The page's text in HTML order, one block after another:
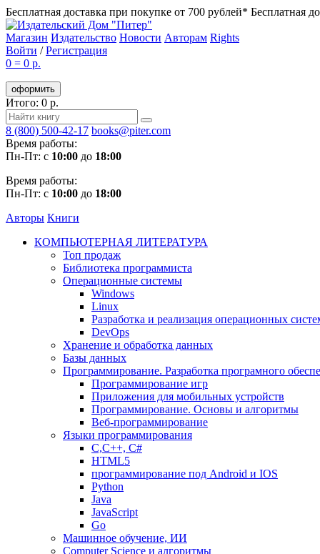
Бесплатная доставка при покупке от 700 рублей* Бесплатная
Магазин Издательство Новости Авторам Rights
Войти /Регистрация
0 = 0 р.
оформить
Итого: 0 р.
8 (800) 500-42-17 books@piter.com
Время работы:
Пн-Пт: с 10:00 до 18:00
Время работы:
Пн-Пт: с 10:00 до 18:00
Авторы Книги
КОМПЬЮТЕРНАЯ ЛИТЕРАТУРА
Топ продаж
Библиотека программиста
Операционные системы
Windows
Linux
Разработка и реализация операционных
DevOps
Хранение и обработка данных
Базы данных
Программирование. Разработка програмного
Программирование игр
Приложения для мобильных устройств
Программирование. Основы и алгоритмы
Веб-программирование
Языки программирования
С,С++, С#
HTML5
программирование под Android и IOS
Python
Java
JavaScript
Go
Машинное обучение, ИИ
Computer Science и алгоритмы